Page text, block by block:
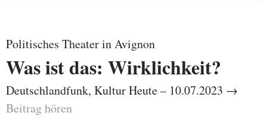
Politisches Theater in Avignon
Was ist das: Wirklichkeit?
Deutschlandfunk, Kultur Heute – 10.07.2023 →
Beitrag hören